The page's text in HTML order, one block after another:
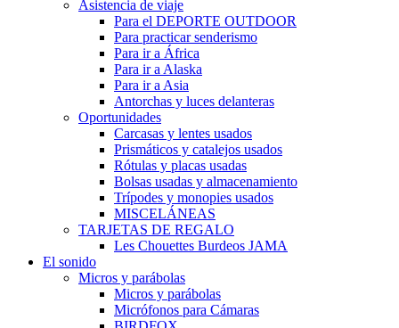
Asistencia de viaje
Para el DEPORTE OUTDOOR
Para practicar senderismo
Para ir a África
Para ir a Alaska
Para ir a Asia
Antorchas y luces delanteras
Oportunidades
Carcasas y lentes usados
Prismáticos y catalejos usados
Rótulas y placas usadas
Bolsas usadas y almacenamiento
Trípodes y monopies usados
MISCELÁNEAS
TARJETAS DE REGALO
Les Chouettes Burdeos JAMA
El sonido
Micros y parábolas
Micros y parábolas
Micrófonos para Cámaras